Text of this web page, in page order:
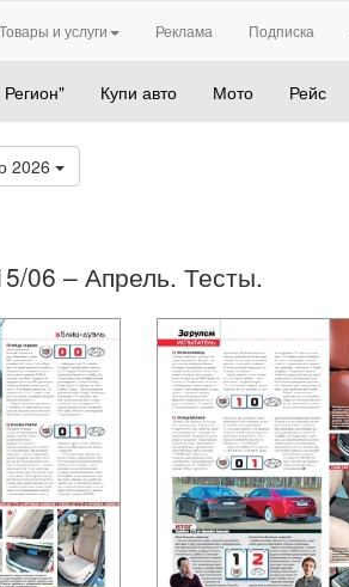
Товары и услуги Реклама Подписка
Купи авто Мото Рейс
2026
06 – Апрель. Тесты.